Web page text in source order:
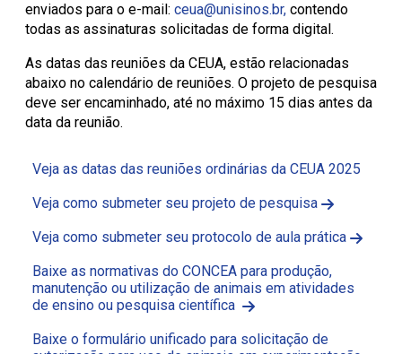
enviados para o e-mail: ceua@unisinos.br, contendo
todas as assinaturas solicitadas de forma digital.
As datas das reuniões da CEUA, estão relacionadas
abaixo no calendário de reuniões. O projeto de pesquisa
deve ser encaminhado, até no máximo 15 dias antes da
data da reunião.
Veja as datas das reuniões ordinárias da CEUA 2025
Veja como submeter seu projeto de pesquisa
Veja como submeter seu protocolo de aula prática
Baixe as normativas do CONCEA para produção,
manutenção ou utilização de animais em atividades
de ensino ou pesquisa científica
Baixe o formulário unificado para solicitação de